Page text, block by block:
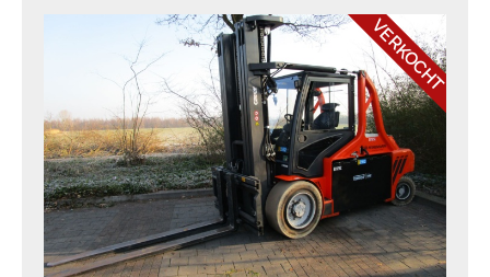
VERKOCHT